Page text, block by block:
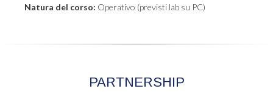
Natura del corso: Operativo (previsti lab su PC)
PARTNERSHIP